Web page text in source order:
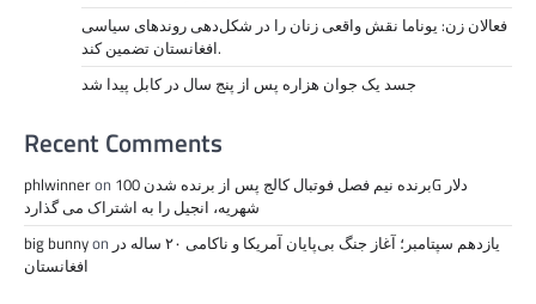
فعالان زن: یوناما نقش واقعی زنان را در شکل‌دهی روندهای سیاسی
افغانستان تضمین کند.
جسد یک جوان هزاره پس از پنج سال در کابل پیدا شد
Recent Comments
phlwinneron برنده نیم فصل فوتبال کالج پس از برنده شدن 100G دلار
شهریه، انجیل را به اشتراک می گذارد
big bunnyon یازدهم سپتامبر؛ آغاز جنگ بی‌پایان آمریکا و ناکامی ۲۰ ساله در
افغانستان